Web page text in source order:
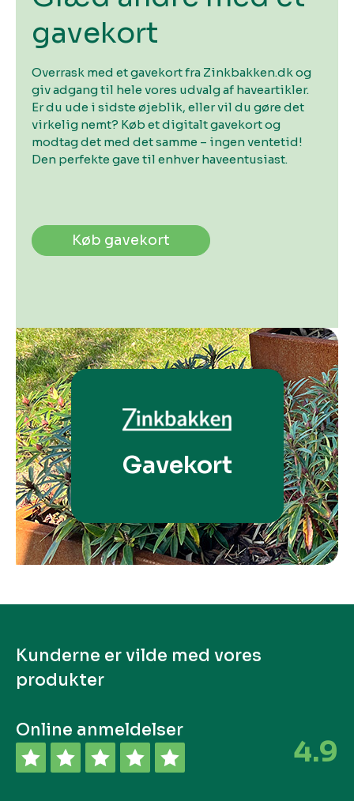
gavekort
Overrask med et gavekort fra Zinkbakken.dk og
giv adgang til hele vores udvalg af haveartikler.
Er du ude i sidste øjeblik, eller vil du gøre det
virkelig nemt? Køb et digitalt gavekort og
modtag det med det samme – ingen ventetid!
Den perfekte gave til enhver haveentusiast.
Køb gavekort
Gavekort
Kunderne er vilde med vores
produkter
Online anmeldelser
4.9